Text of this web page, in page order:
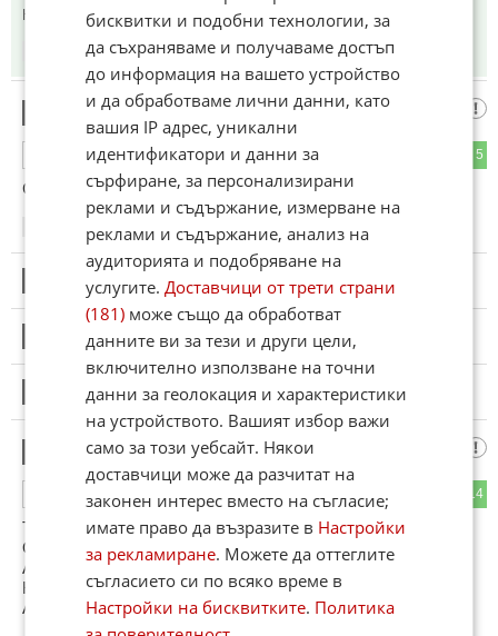
Коментиран от#29
19.03.2024
Само питам
5
ОТГОВОР
Славчо , ти ли си зевзека ?
Този коментар е премахнат от модератор.
Този коментар е премахнат от модератор.
Този коментар е премахнат от модератор.
АУТО МОТО СВЯТ
14
ТОВА НА ФИГ.1
ОТЗАД В ДИСАГИТЕ
АКУМУЛАТОР ЛИ Е,😱....И
КНИЖКА СЪС ЕЛ.СХЕМАТА
АЗ РЕМОНТИРАМ ...АУУРУС......
бисквитки и подобни технологии, за
да съхраняваме и получаваме достъп
до информация на вашето устройство
и да обработваме лични данни, като
вашия IP адрес, уникални
идентификатори и данни за
сърфиране, за персонализирани
реклами и съдържание, измерване на
реклами и съдържание, анализ на
аудиторията и подобряване на
услугите.Доставчици от трети страни
(181) може също да обработват
данните ви за тези и други цели,
включително използване на точни
данни за геолокация и характеристики
на устройството. Вашият избор важи
само за този уебсайт. Някои
доставчици може да разчитат на
законен интерес вместо на съгласие;
имате право да възразите в Настройки
за рекламиране. Можете да оттеглите
съгласието си по всяко време в
Настройки на бисквитките. Политика